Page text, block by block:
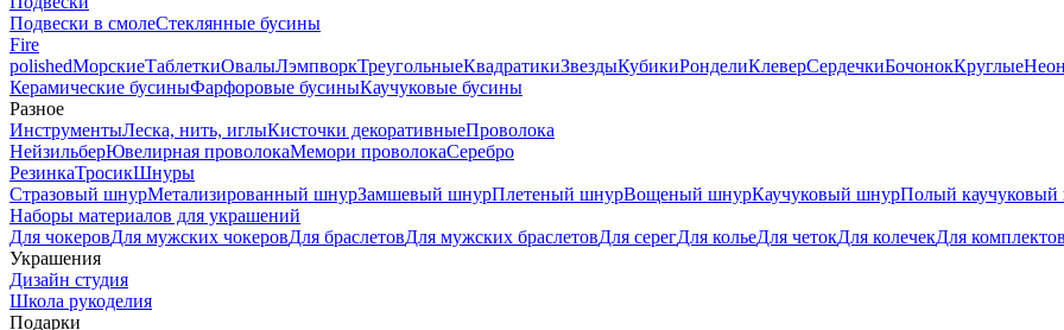
Подвески в смолеСтеклянные бусины
Fire
polishedМорскиеТаблеткиОвалыЛэмпворкТреугольныеКвадратикиЗвездыКубикиРонделиКлеверСердечкиБочонокКруглые
Керамические бусиныФарфоровые бусиныКаучуковые бусины
Разное
ИнструментыЛеска, нить, иглыКисточки декоративныеПроволока
НейзильберЮвелирная проволокаМемори проволокаСеребро
РезинкаТросикШнуры
Стразовый шнурМетализированный шнурЗамшевый шнурПлетеный шнурВощеный шнурКаучуковый шнурПолый
Наборы материалов для украшений
Для чокеровДля мужских чокеровДля браслетовДля мужских браслетовДля серегДля кольеДля четокДля колечекДля
Украшения
Дизайн студия
Школа рукоделия
Подарки